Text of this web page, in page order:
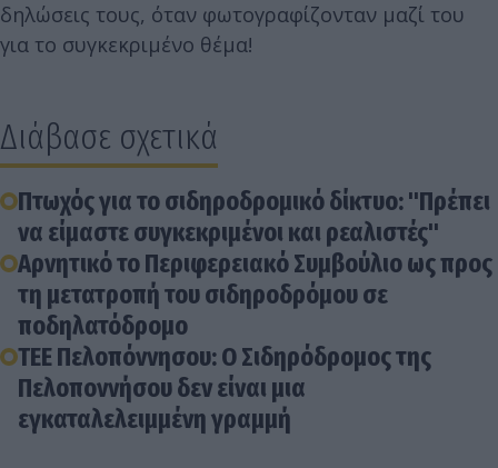
δηλώσεις τους, όταν φωτογραφίζονταν μαζί του
για το συγκεκριμένο θέμα!
Διάβασε σχετικά
Πτωχός για το σιδηροδρομικό δίκτυο: "Πρέπει
να είμαστε συγκεκριμένοι και ρεαλιστές"
Aρνητικό το Περιφερειακό Συμβούλιο ως προς
τη μετατροπή του σιδηροδρόμου σε
ποδηλατόδρομο
ΤΕΕ Πελοπόννησου: Ο Σιδηρόδρομος της
Πελοποννήσου δεν είναι μια
εγκαταλελειμμένη γραμμή